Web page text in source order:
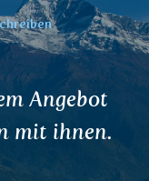
ich
tiefe